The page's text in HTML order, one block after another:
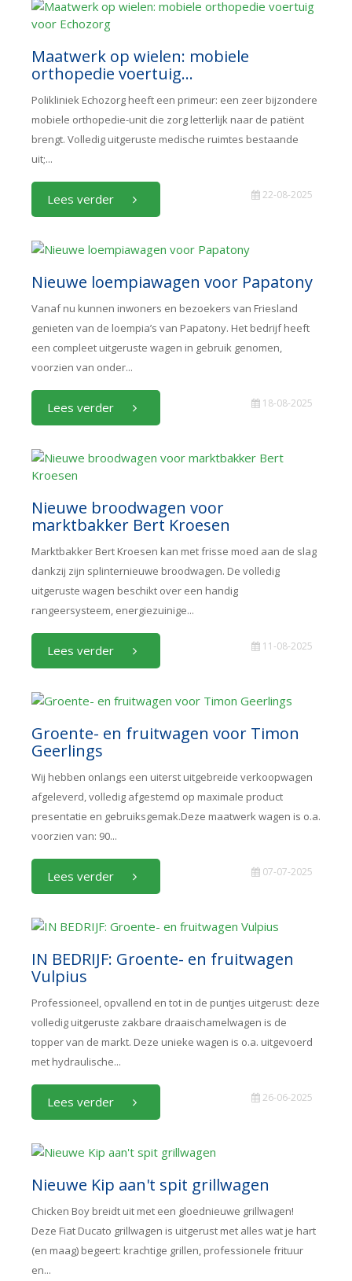
Maatwerk op wielen: mobiele
orthopedie voertuig...
Polikliniek Echozorg heeft een primeur: een zeer bijzondere
mobiele orthopedie-unit die zorg letterlijk naar de patiënt
brengt. Volledig uitgeruste medische ruimtes bestaande
uit;...
Lees verder 22-08-2025
Nieuwe loempiawagen voor Papatony
Vanaf nu kunnen inwoners en bezoekers van Friesland
genieten van de loempia’s van Papatony. Het bedrijf heeft
een compleet uitgeruste wagen in gebruik genomen,
voorzien van onder...
Lees verder 18-08-2025
Nieuwe broodwagen voor
marktbakker Bert Kroesen
Marktbakker Bert Kroesen kan met frisse moed aan de slag
dankzij zijn splinternieuwe broodwagen. De volledig
uitgeruste wagen beschikt over een handig
rangeersysteem, energiezuinige...
Lees verder 11-08-2025
Groente- en fruitwagen voor Timon
Geerlings
Wij hebben onlangs een uiterst uitgebreide verkoopwagen
afgeleverd, volledig afgestemd op maximale product
presentatie en gebruiksgemak.Deze maatwerk wagen is o.a.
voorzien van: 90...
Lees verder 07-07-2025
IN BEDRIJF: Groente- en fruitwagen
Vulpius
Professioneel, opvallend en tot in de puntjes uitgerust: deze
volledig uitgeruste zakbare draaischamelwagen is de
topper van de markt. Deze unieke wagen is o.a. uitgevoerd
met hydraulische...
Lees verder 26-06-2025
Nieuwe Kip aan't spit grillwagen
Chicken Boy breidt uit met een gloednieuwe grillwagen!
Deze Fiat Ducato grillwagen is uitgerust met alles wat je hart
(en maag) begeert: krachtige grillen, professionele frituur
en...